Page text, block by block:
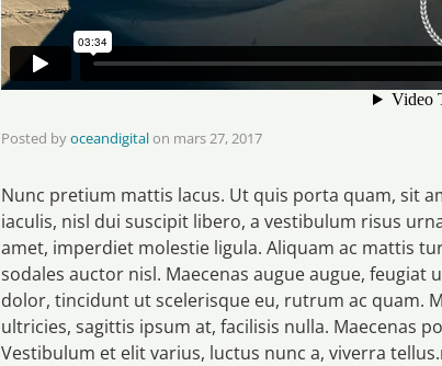
Posted byoceandigitalon mars 27, 2017
Nunc pretium mattis lacus. Ut quis porta quam, sit
iaculis, nisl dui suscipit libero, a vestibulum risus
amet, imperdiet molestie ligula. Aliquam ac mattis
sodales auctor nisl. Maecenas augue augue,
dolor, tincidunt ut scelerisque eu, rutrum ac quam.
ultricies, sagittis ipsum at, facilisis nulla. Maecenas
Vestibulum et elit varius, luctus nunc a, viverra